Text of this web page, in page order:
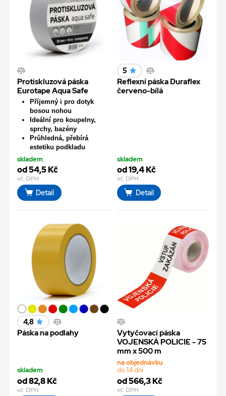
Protiskluzová páska
Eurotape Aqua Safe
Příjemný i pro dotyk
bosou nohou
Ideální pro koupelny,
sprchy, bazény
Průhledná, přebírá
estetiku podkladu
skladem
od 54,5 Kč
vč. DPH
Detail
5
Reflexní páska Duraflex
červeno-bílá
skladem
od 19,4 Kč
vč. DPH
Detail
4,8
Páska na podlahy
skladem
od 82,8 Kč
vč. DPH
Vytyčovací páska
VOJENSKÁ POLICIE - 75
mm x 500 m
na objednávku
do 14 dní
od 566,3 Kč
vč. DPH